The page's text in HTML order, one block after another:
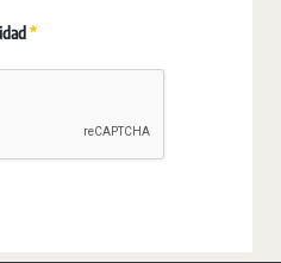
Erforderlich